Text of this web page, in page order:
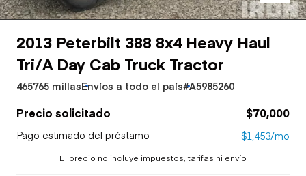
2013 Peterbilt 388 8x4 Heavy Haul
Tri/A Day Cab Truck Tractor
465765 millasEnvíos a todo el país#A5985260
Precio solicitado $70,000
Pago estimado del préstamo $1,453/mo
El precio no incluye impuestos, tarifas ni envío